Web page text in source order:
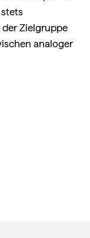
Zielgruppe
analoger